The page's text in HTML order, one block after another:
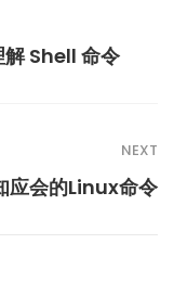
Shell 命令
NEXT
应会的Linux命令